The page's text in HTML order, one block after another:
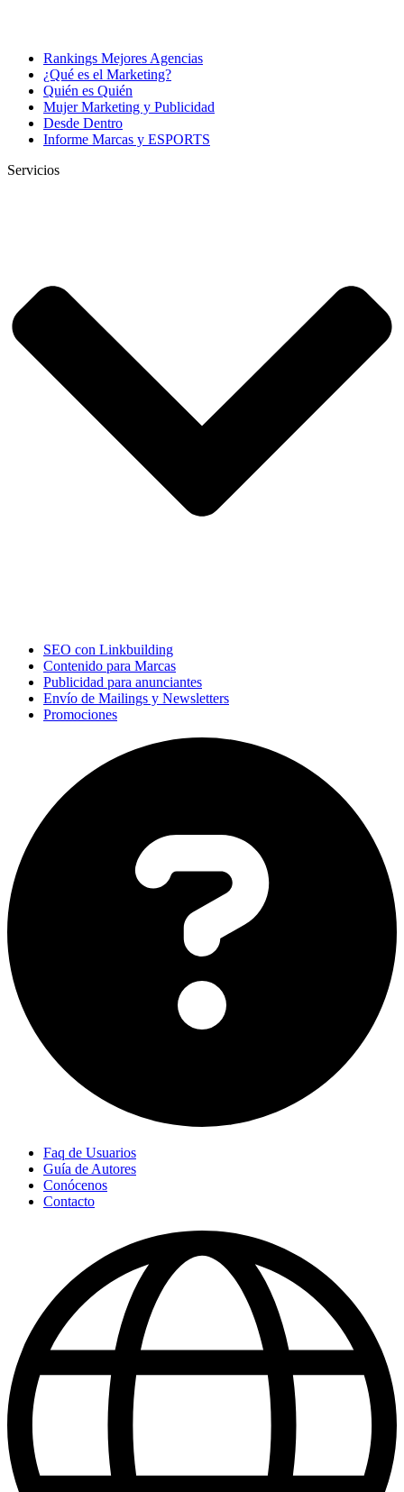
Rankings Mejores Agencias
¿Qué es el Marketing?
Quién es Quién
Mujer Marketing y Publicidad
Desde Dentro
Informe Marcas y ESPORTS
Servicios
SEO con Linkbuilding
Contenido para Marcas
Publicidad para anunciantes
Envío de Mailings y Newsletters
Promociones
Faq de Usuarios
Guía de Autores
Conócenos
Contacto